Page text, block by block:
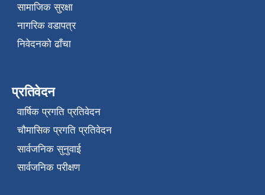
सामाजिक सुरक्षा
नागरिक वडापत्र
निवेदनको ढाँचा
प्रतिवेदन
वार्षिक प्रगति प्रतिवेदन
चौमासिक प्रगति प्रतिवेदन
सार्वजनिक सुनुवाई
सार्वजनिक परीक्षण